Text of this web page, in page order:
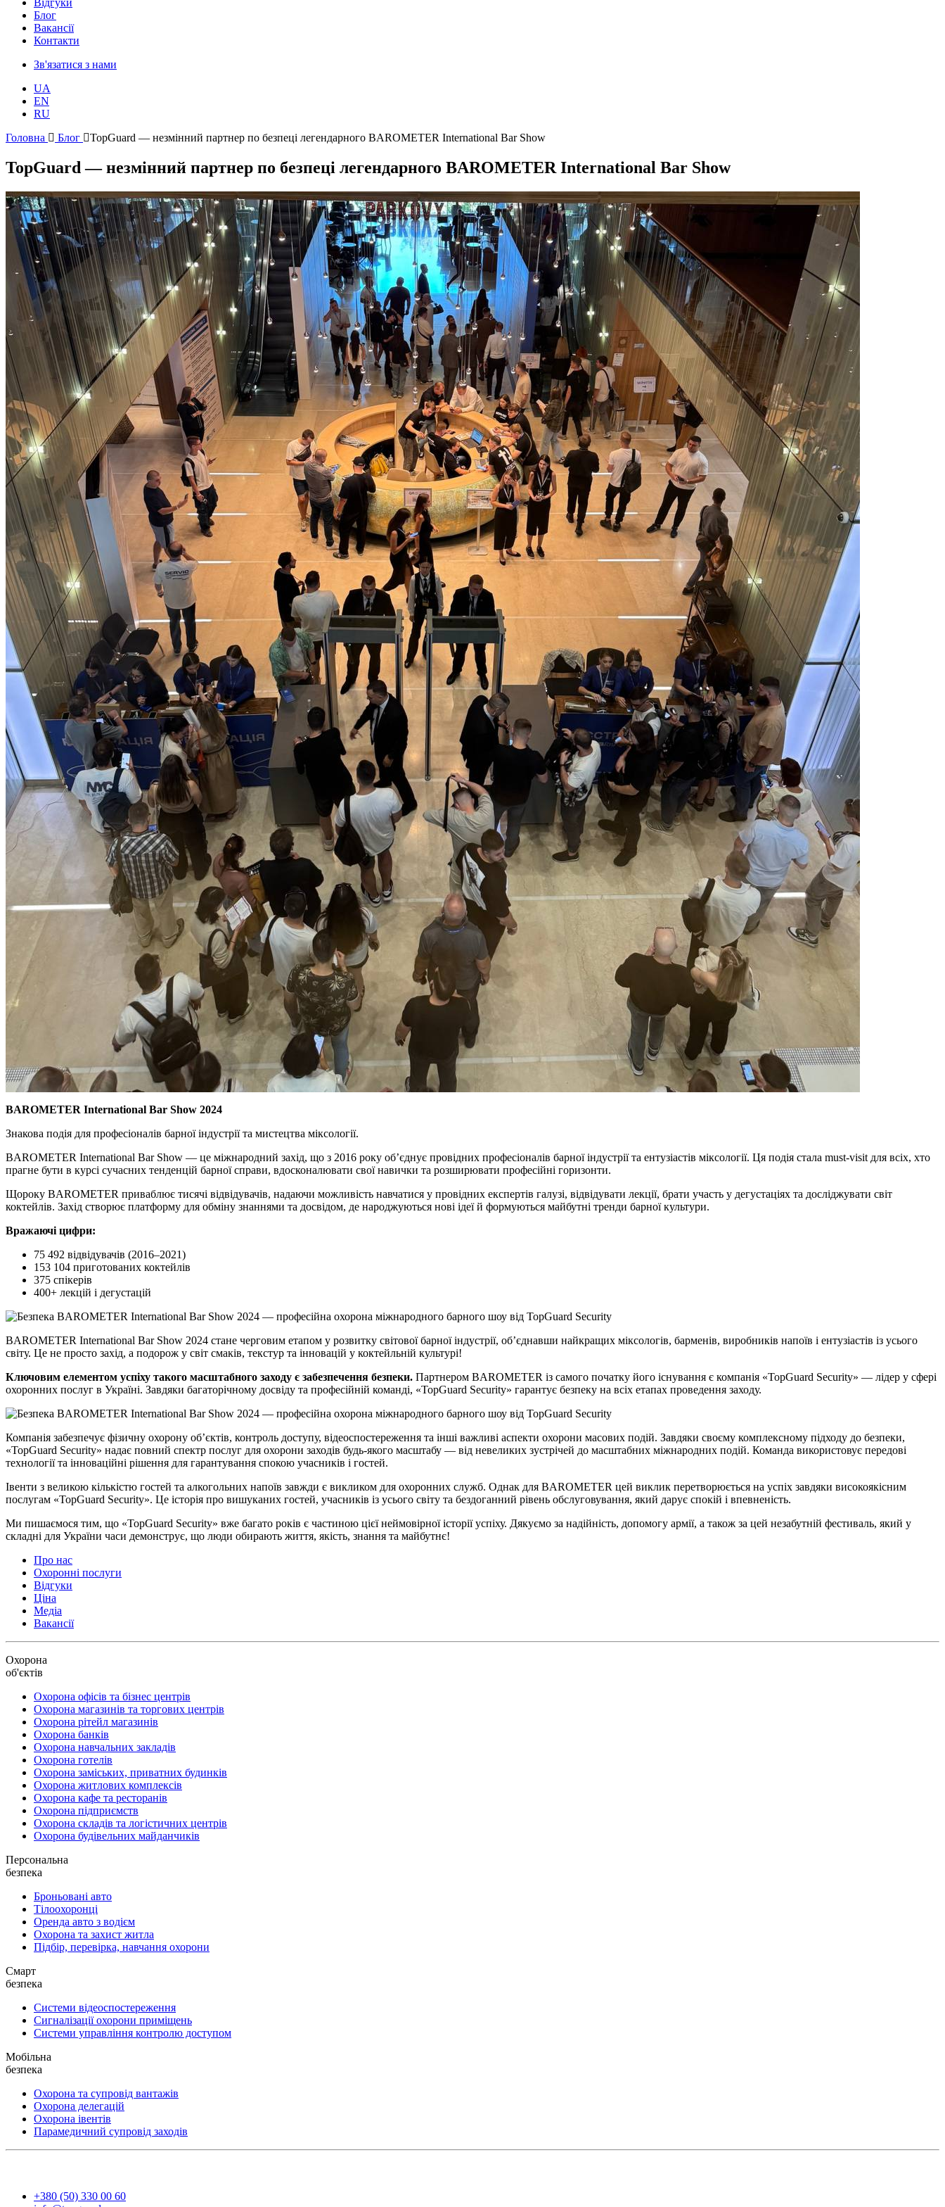
Відгуки
Блог
Ваканcії
Контакти
Зв'язатися з нами
UA
EN
RU
Головна
Блог TopGuard — незмінний партнер по безпеці легендарного BAROMETER International Bar Show
TopGuard — незмінний партнер по безпеці легендарного BAROMETER International Bar Show
BAROMETER International Bar Show 2024
Знакова подія для професіоналів барної індустрії та мистецтва міксології.
BAROMETER International Bar Show — це міжнародний захід, що з 2016 року об’єднує провідних професіоналів барної індустрії та ентузіастів міксології. Ця подія стала must-visit для всіх, хто
прагне бути в курсі сучасних тенденцій барної справи, вдосконалювати свої навички та розширювати професійні горизонти.
Щороку BAROMETER приваблює тисячі відвідувачів, надаючи можливість навчатися у провідних експертів галузі, відвідувати лекції, брати участь у дегустаціях та досліджувати світ
коктейлів. Захід створює платформу для обміну знаннями та досвідом, де народжуються нові ідеї й формуються майбутні тренди барної культури.
Вражаючі цифри:
75 492 відвідувачів (2016–2021)
153 104 приготованих коктейлів
375 спікерів
400+ лекцій і дегустацій
BAROMETER International Bar Show 2024 стане черговим етапом у розвитку світової барної індустрії, об’єднавши найкращих міксологів, барменів, виробників напоїв і ентузіастів із усього
світу. Це не просто захід, а подорож у світ смаків, текстур та інновацій у коктейльній культурі!
Ключовим елементом успіху такого масштабного заходу є забезпечення безпеки. Партнером BAROMETER із самого початку його існування є компанія «TopGuard Security» — лідер у сфері
охоронних послуг в Україні. Завдяки багаторічному досвіду та професійній команді, «TopGuard Security» гарантує безпеку на всіх етапах проведення заходу.
Компанія забезпечує фізичну охорону об’єктів, контроль доступу, відеоспостереження та інші важливі аспекти охорони масових подій. Завдяки своєму комплексному підходу до безпеки,
«TopGuard Security» надає повний спектр послуг для охорони заходів будь-якого масштабу — від невеликих зустрічей до масштабних міжнародних подій. Команда використовує передові
технології та інноваційні рішення для гарантування спокою учасників і гостей.
Івенти з великою кількістю гостей та алкогольних напоїв завжди є викликом для охоронних служб. Однак для BAROMETER цей виклик перетворюється на успіх завдяки високоякісним
послугам «TopGuard Security». Це історія про вишуканих гостей, учасників із усього світу та бездоганний рівень обслуговування, який дарує спокій і впевненість.
Ми пишаємося тим, що «TopGuard Security» вже багато років є частиною цієї неймовірної історії успіху. Дякуємо за надійність, допомогу армії, а також за цей незабутній фестиваль, який у
складні для України часи демонструє, що люди обирають життя, якість, знання та майбутнє!
Про нас
Охоронні послуги
Відгуки
Ціна
Медіа
Вакансії
Охорона
об'єктів
Охорона офісів та бізнес центрів
Охорона магазинів та торгових центрів
Охорона рітейл магазинів
Охорона банків
Охорона навчальних закладів
Охорона готелів
Охорона заміських, приватних будинків
Охорона житлових комплексів
Охорона кафе та ресторанів
Охорона підприємств
Охорона складів та логістичних центрів
Охорона будівельних майданчиків
Персональна
безпека
Броньовані авто
Тілоохоронці
Оренда авто з водієм
Охорона та захист житла
Підбір, перевірка, навчання охорони
Смарт
безпека
Системи відеоспостереження
Сигналізації охорони приміщень
Системи управління контролю доступом
Мобільна
безпека
Охорона та супровід вантажів
Охорона делегацій
Охорона івентів
Парамедичний супровід заходів
+380 (50) 330 00 60